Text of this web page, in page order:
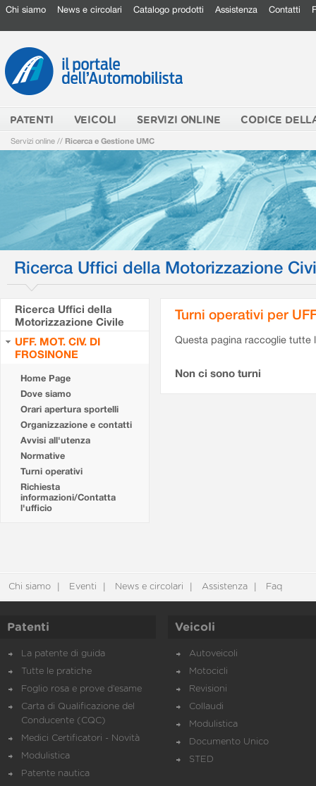
Chi siamo News e circolari Catalogo prodotti Assistenza Contatti
PATENTI VEICOLI SERVIZI ONLINE CODICE
Servizi online // Ricerca e Gestione UMC
Ricerca Uffici della Motorizzazione
Ricerca Uffici della
Motorizzazione Civile
UFF. MOT. CIV. DI
FROSINONE
Home Page
Dove siamo
Orari apertura sportelli
Organizzazione e contatti
Avvisi all'utenza
Normative
Turni operativi
Richiesta
informazioni/Contatta
l'ufficio
Turni operativi per
Questa pagina raccoglie tutte
Non ci sono turni
Chi siamo Eventi News e circolari Assistenza Faq
Patenti
La patente di guida
Tutte le pratiche
Foglio rosa e prove d’esame
Carta di Qualificazione del
Conducente (CQC)
Medici Certificatori - Novità
Modulistica
Patente nautica
Veicoli
Autoveicoli
Motocicli
Revisioni
Collaudi
Modulistica
Documento Unico
STED